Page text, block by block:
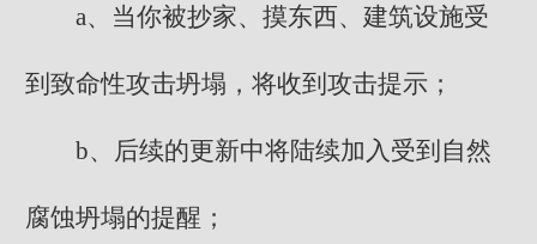
a、当你被抄家、摸东西、建筑设施受
到致命性攻击坍塌，将收到攻击提示；
b、后续的更新中将陆续加入受到自然
腐蚀坍塌的提醒；